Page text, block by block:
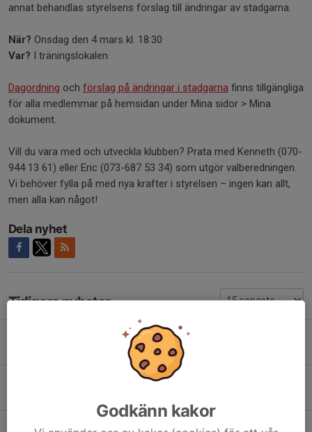
annat behandlas styrelsens förslag till ändringar av stadgarna.
När? Onsdag den 4 mars kl. 18:30
Var? I träningslokalen
Dagordning och förslag på ändringar i stadgarna finns tillgängliga
för alla medlemmar på hemsidan under Mina sidor > Mina
dokument.
Vill du vara med och utveckla klubben? Prata med Kenneth (070-
944 13 61) eller Eric (073-687 53 34) som utgör valberedningen.
Vi behöver fylla på med nya krafter i styrelsen – ingen kan allt,
men alla kan något!
Dela nyhet
Tidigare nyheter
Nu startar vi KID BOX för barn 6-10 år
0
Det var ett tag sedan, men tål att berättas igen!
Godkänn kakor